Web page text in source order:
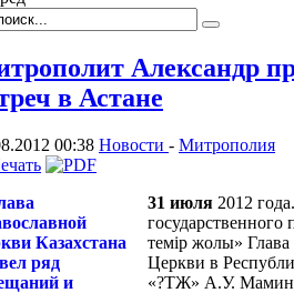
Александр
в Астане
00:38 Новости - Митрополия
31 июля 2012
государственного
темір жолы»
Церкви в
«?ТЖ» А.У.